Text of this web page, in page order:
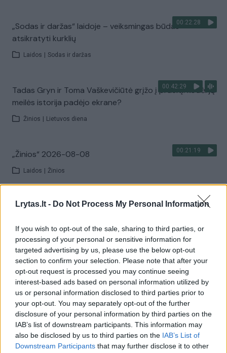
Lrytas.lt - Do Not Process My Personal Information
If you wish to opt-out of the sale, sharing to third parties, or
processing of your personal or sensitive information for
targeted advertising by us, please use the below opt-out
section to confirm your selection. Please note that after your
opt-out request is processed you may continue seeing
interest-based ads based on personal information utilized by
us or personal information disclosed to third parties prior to
your opt-out. You may separately opt-out of the further
disclosure of your personal information by third parties on the
IAB’s list of downstream participants. This information may
also be disclosed by us to third parties on the IAB’s List of
Downstream Participants that may further disclose it to other
00:22:28
„Sodas ir daržas“ laidoje – veiksmingas būdas
atsikratyti kurklių
Laidos Sodas ir daržas
00:42:29
Tadas Gryn ir Toma Vaškevičiūtė grįžo į praeitį: kodėl jų
meilės istorija padėjo ekrane?
Žinios Lietuvos diena
00:21:19
„Žinios“ 2026-08-08
Laidos Žinios
Visi įrašai
Žiūrimiausi įrašai
00:00:30
Vaizdai iš tragiškos avarijos Vilniaus r.: dviejų moterų ir
vaiko gyvybių išgelbėti nepavyko
Žinios Lietuvos diena
00:00:57